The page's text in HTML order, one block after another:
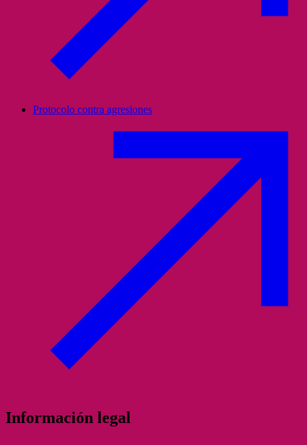
Protocolo contra agresiones
Información legal